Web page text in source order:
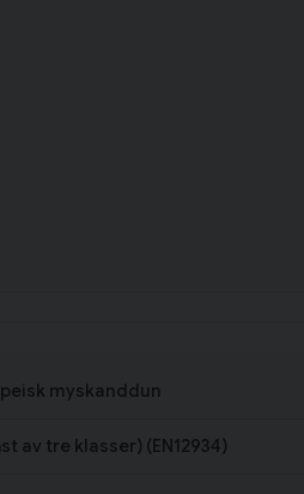
myskanddun
av tre klasser) (EN12934)